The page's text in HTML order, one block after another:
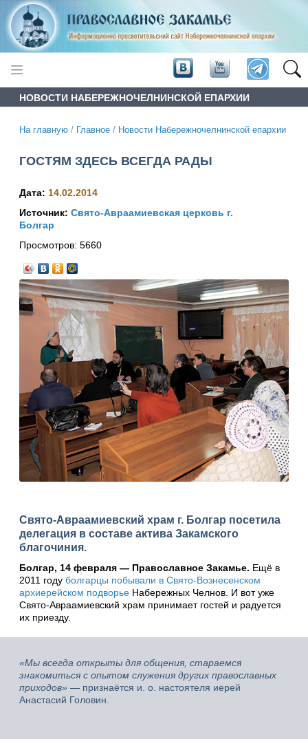
НОВОСТИ НАБЕРЕЖНОЧЕЛНИНСКОЙ ЕПАРХИИ
На главную / Главное / Новости Набережночелнинской епархии
ГОСТЯМ ЗДЕСЬ ВСЕГДА РАДЫ
Дата: 14.02.2014
Источник: Свято-Авраамиевская церковь г.
Болгар
Просмотров: 5660
Свято-Авраамиевский храм г. Болгар посетила
делегация в составе актива Закамского
благочиния.
Болгар, 14 февраля — Православное Закамье. Ещё в
2011 году болгарцы побывали в Свято-Вознесенском
архиерейском подворье Набережных Челнов. И вот уже
Свято-Авраамиевский храм принимает гостей и радуется
их приезду.
«Мы всегда открыты для общения, стараемся
знакомиться с опытом служения других православных
приходов» — признаётся и. о. настоятеля иерей
Анастасий Головин.